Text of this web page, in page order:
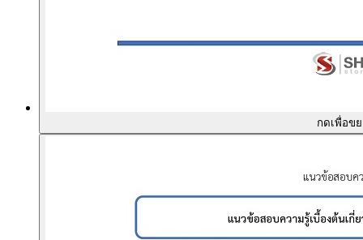
กดเพื่อข